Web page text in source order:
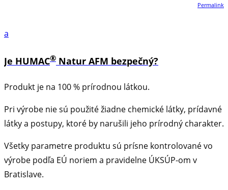
Permalink
a
Je HUMAC® Natur AFM bezpečný?
Produkt je na 100 % prírodnou látkou.
Pri výrobe nie sú použité žiadne chemické látky, prídavné
látky a postupy, ktoré by narušili jeho prírodný charakter.
Všetky parametre produktu sú prísne kontrolované vo
výrobe podľa EÚ noriem a pravidelne ÚKSÚP-om v
Bratislave.